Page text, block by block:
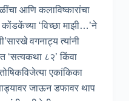
आणि कलाविष्कारांचा
‘विच्छा माझी…’ने
वगनाट्य त्यांनी
‘सत्यकथा ८२’ किंवा
एकांकिका
जाऊन डफावर थाप